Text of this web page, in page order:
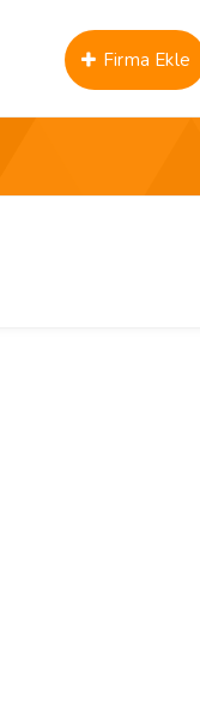
Firma Ekle